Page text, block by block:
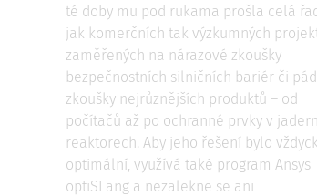
té doby mu pod rukama prošla celá
jak komerčních tak výzkumných
zaměřených na nárazové zkoušky
bezpečnostních silničních bariér či
zkoušky nejrůznějších produktů – od
počítačů až po ochranné prvky v
reaktorech. Aby jeho řešení bylo
optimální, využívá také program Ansys
optiSLang a nezalekne se ani